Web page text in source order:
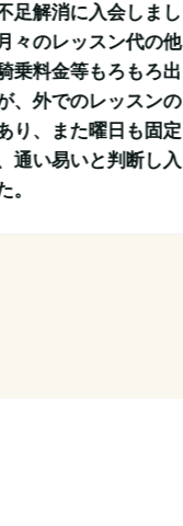
足解消に入会しまし
々のレッスン代の他
乗料金等もろもろ出
、外でのレッスンの
り、また曜日も固定
通い易いと判断し入
。